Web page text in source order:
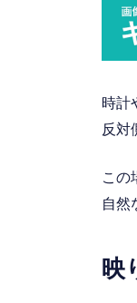
時計
反対
この
自然
映